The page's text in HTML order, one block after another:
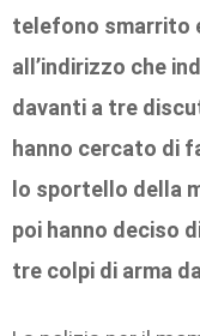
telefono smarrito
all’indirizzo che
davanti a tre
hanno cercato di
lo sportello della
poi hanno deciso
tre colpi di arma